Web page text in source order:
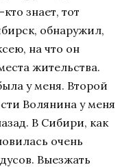
знает, тот
обнаружил,
на что он
жительства.
у меня. Второй
Волянина у меня
В Сибири, как
очень
Выезжать